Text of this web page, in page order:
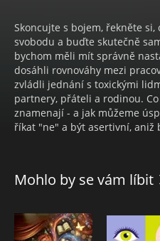
Skoncujte s bojem, řekněte
svobodu a buďte skutečně
bychom měli mít správně
dosáhli rovnováhy mezi
zvládli jednání s toxickými
partnery, přáteli a rodinou.
znamenají - a jak můžeme
říkat "ne" a být asertivní, aniž
Mohlo by se vám líbit